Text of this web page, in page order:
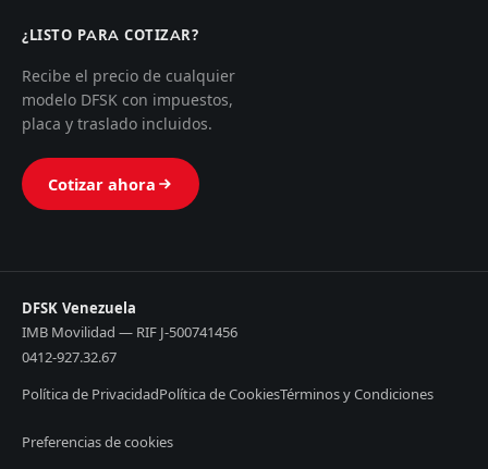
¿LISTO PARA COTIZAR?
Recibe el precio de cualquier
modelo DFSK con impuestos,
placa y traslado incluidos.
Cotizar ahora
DFSK Venezuela
IMB Movilidad — RIF J-500741456
0412-927.32.67
Política de PrivacidadPolítica de CookiesTérminos y Condiciones
Preferencias de cookies